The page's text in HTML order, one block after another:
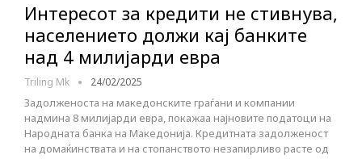
Интересот за кредити не стивнува,
населението должи кај банките
над 4 милијарди евра
Triling Mk 24/02/2025
Задолженоста на македонските граѓани и компании
надмина 8 милијарди евра, покажаа најновите податоци на
Народната банка на Македонија. Кредитната задолженост
на домаќинствата и на стопанството незапирливо расте од